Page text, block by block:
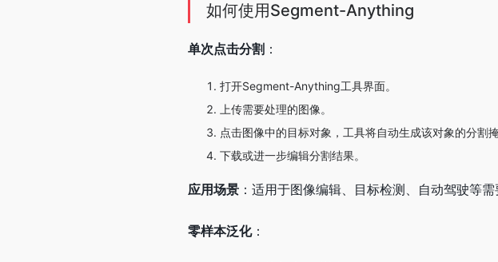
如何使用Segment-Anything
单次点击分割 ：
打开Segment-Anything工具界面。
上传需要处理的图像。
点击图像中的目标对象，工具将自动生成该对象的分割掩
下载或进一步编辑分割结果。
应用场景 ：适用于图像编辑、目标检测、自动驾驶等需
零样本泛化：